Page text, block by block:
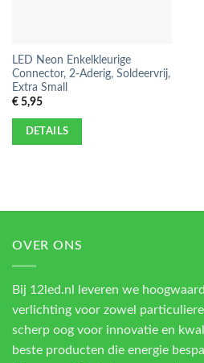
LED Neon Enkelkleurige
Connector, 2-Aderig, Soldeervrij,
Extra Small
€5,95
DETAILS
OVER ONS
Bij 12led.nl leveren we
verlichting voor zowel
scherp oog voor innovatie en
beste producten die energie